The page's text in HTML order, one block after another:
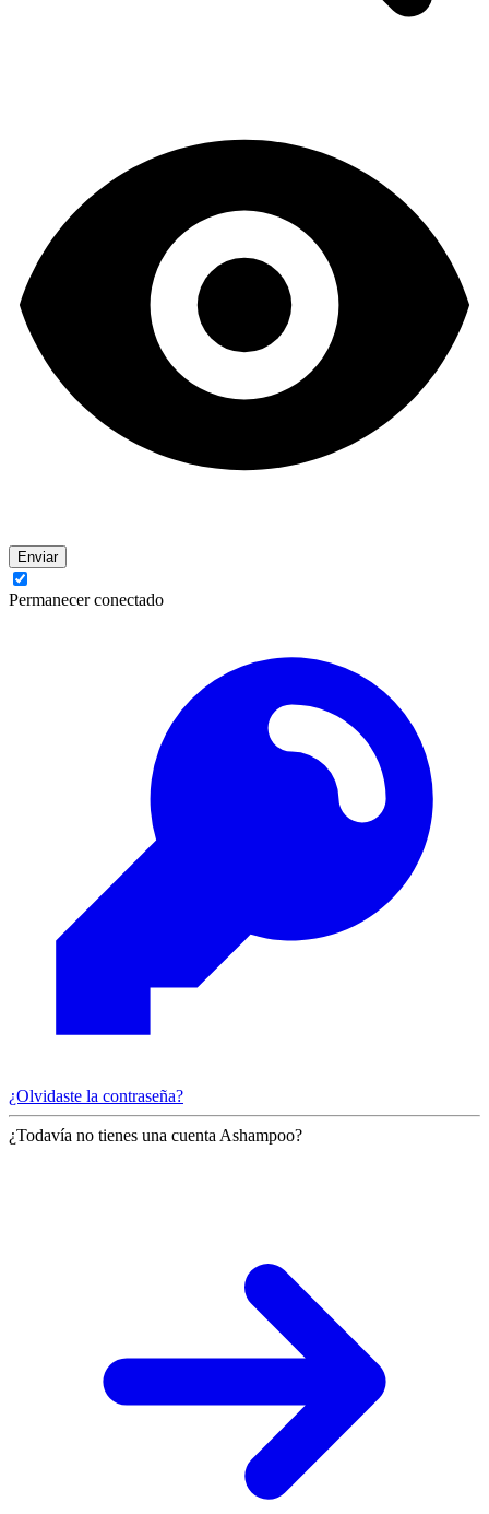
Enviar
Permanecer conectado
¿Olvidaste la contraseña?
¿Todavía no tienes una cuenta Ashampoo?